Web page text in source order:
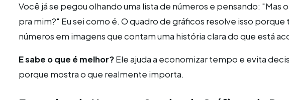
Você já se pegou olhando uma lista de números e pensando: "Mas
pra mim?" Eu sei como é. O quadro de gráficos resolve isso porque
números em imagens que contam uma história clara do que está
E sabe o que é melhor?Ele ajuda a economizar tempo e evita
porque mostra o que realmente importa.